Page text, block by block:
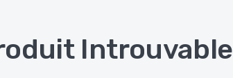
Introuvable